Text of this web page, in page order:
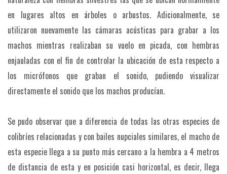
en lugares altos en árboles o arbustos. Adicionalmente, se
utilizaron nuevamente las cámaras acústicas para grabar a los
machos mientras realizaban su vuelo en picada, con hembras
enjauladas con el fin de controlar la ubicación de esta respecto a
los micrófonos que graban el sonido, pudiendo visualizar
directamente el sonido que los machos producían.
Se pudo observar que a diferencia de todas las otras especies de
colibríes relacionadas y con bailes nupciales similares, el macho de
esta especie llega a su punto más cercano a la hembra a 4 metros
de distancia de esta y en posición casi horizontal, es decir, llega